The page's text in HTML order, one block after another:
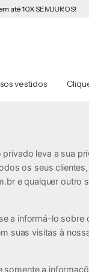
Mimo em todos os
vestidos
leva a sua
os seus
e qualquer outro
a informá-lo
suas visitas à
somente a